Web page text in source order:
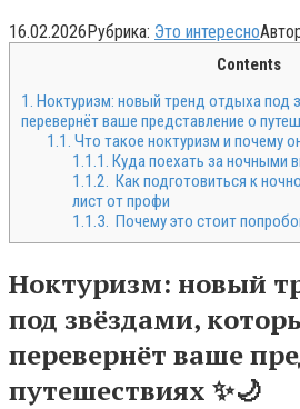
16.02.2026Рубрика: Это интересно
Contents
1. Ноктуризм: новый тренд отдыха под
перевернёт ваше представление о
1.1. Что такое ноктуризм и почему
1.1.1. Куда поехать за ночными
1.1.2. Как подготовиться к
лист от профи
1.1.3. Почему это стоит
Ноктуризм: новый
под звёздами,
перевернёт ваше
путешествиях ✨🌙